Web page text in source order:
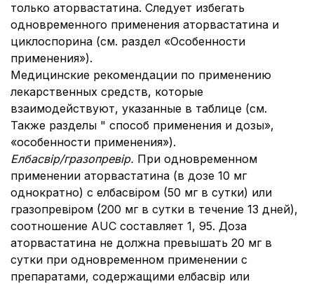
только аторвастатина. Следует избегать
одновременного применения аторвастатина и
циклоспорина (см. раздел «Особенности
применения»).
Медицинские рекомендации по применению
лекарственных средств, которые
взаимодействуют, указанные в таблице (см.
Также разделы " способ применения и дозы»,
«особенности применения»).
Елбасвір/гразопревір. При одновременном
применении аторвастатина (в дозе 10 мг
однократно) с елбасвіром (50 мг в сутки) или
гразопревіром (200 мг в сутки в течение 13 дней),
соотношение AUC составляет 1, 95. Доза
аторвастатина не должна превышать 20 мг в
сутки при одновременном применении с
препаратами, содержащими елбасвір или